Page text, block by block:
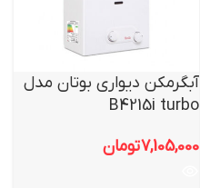
آبگرمکن دیواری بوتان مدل
B4215i turbo
7,105,000تومان